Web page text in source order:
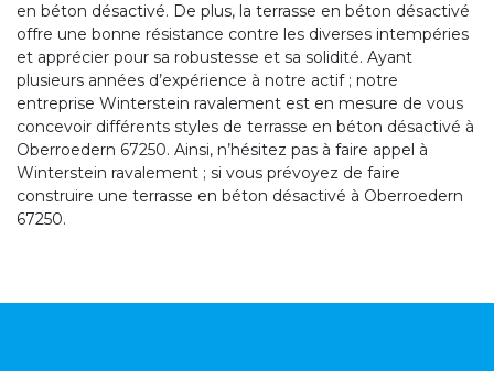
en béton désactivé. De plus, la terrasse en béton désactivé
offre une bonne résistance contre les diverses intempéries
et apprécier pour sa robustesse et sa solidité. Ayant
plusieurs années d’expérience à notre actif ; notre
entreprise Winterstein ravalement est en mesure de vous
concevoir différents styles de terrasse en béton désactivé à
Oberroedern 67250. Ainsi, n’hésitez pas à faire appel à
Winterstein ravalement ; si vous prévoyez de faire
construire une terrasse en béton désactivé à Oberroedern
67250.